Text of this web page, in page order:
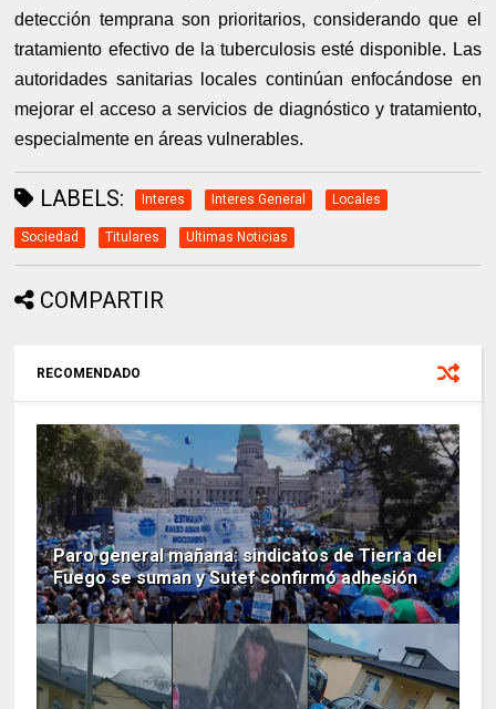
detección temprana son prioritarios, considerando que el
tratamiento efectivo de la tuberculosis esté disponible. Las
autoridades sanitarias locales continúan enfocándose en
mejorar el acceso a servicios de diagnóstico y tratamiento,
especialmente en áreas vulnerables.
LABELS: Interes Interes General Locales
Sociedad Titulares Ultimas Noticias
COMPARTIR
RECOMENDADO
Paro general mañana: sindicatos de Tierra del
Fuego se suman y Sutef confirmó adhesión